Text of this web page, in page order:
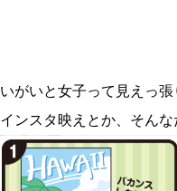
いがいと女子って見えっ張
インスタ映えとか、そん